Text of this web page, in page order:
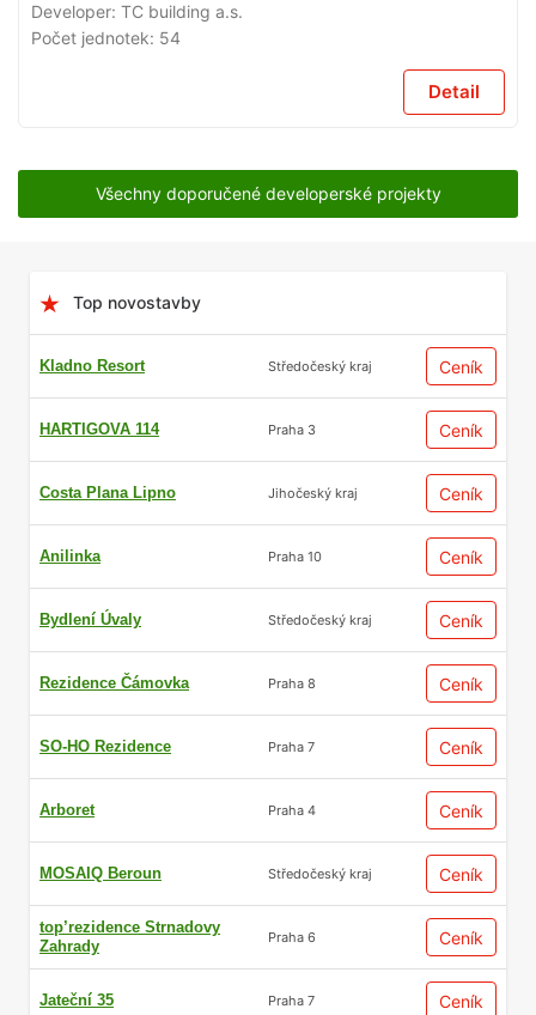
Developer: TC building a.s.
Počet jednotek: 54
Detail
Všechny doporučené developerské projekty
Top novostavby
Kladno Resort Středočeský kraj Ceník
HARTIGOVA 114 Praha 3 Ceník
Costa Plana Lipno Jihočeský kraj Ceník
Anilinka Praha 10 Ceník
Bydlení Úvaly Středočeský kraj Ceník
Rezidence Čámovka Praha 8 Ceník
SO-HO Rezidence Praha 7 Ceník
Arboret Praha 4 Ceník
MOSAIQ Beroun Středočeský kraj Ceník
top’rezidence Strnadovy
Zahrady
Praha 6 Ceník
Jateční 35 Praha 7 Ceník